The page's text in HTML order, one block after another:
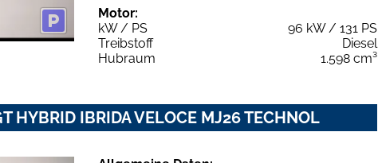
Motor:
kW / PS
96 kW / 131 PS
Treibstoff
Diesel
Hubraum
1.598 cm³
HYBRID IBRIDA VELOCE MJ26 TECHNOL